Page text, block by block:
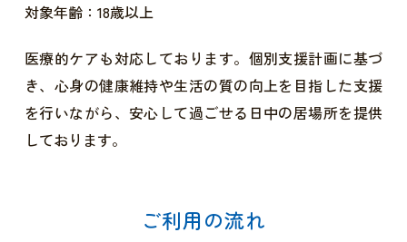
対象年齢：18歳以上
医療的ケアも対応しております。個別支援計画に基づ
き、心身の健康維持や生活の質の向上を目指した支援
を行いながら、安心して過ごせる日中の居場所を提供
しております。
ご利用の流れ